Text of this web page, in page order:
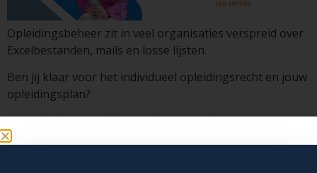
Opleidingsbeheer zit in veel organisaties verspreid over
Excelbestanden, mails en losse lijsten.
Ben jij klaar voor het individueel opleidingsrecht en jouw
opleidingsplan?
Webinar | Grip op jouw
vastgoeddocumenten